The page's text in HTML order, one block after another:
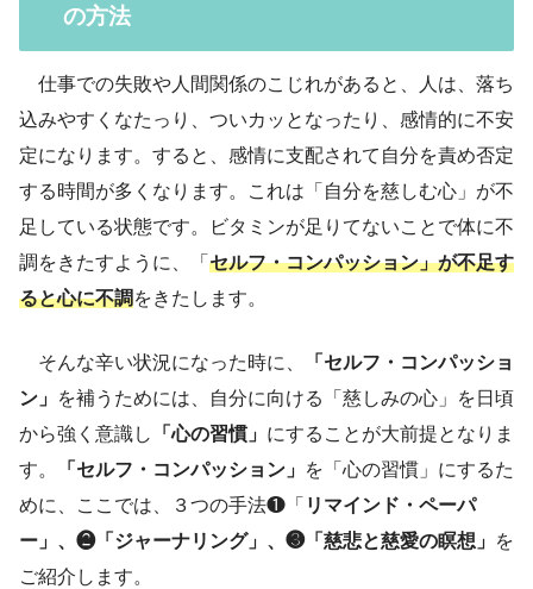
の方法
仕事での失敗や人間関係のこじれがあると、人は、落ち
込みやすくなたっり、ついカッとなったり、感情的に不安
定になります。すると、感情に支配されて自分を責め否定
する時間が多くなります。これは「自分を慈しむ心」が不
足している状態です。ビタミンが足りてないことで体に不
調をきたすように、「 セルフ・コンパッション」が不足す
ると心に不調をきたします。
そんな辛い状況になった時に、
「セルフ・コンパッショ
ン」 を補うためには、自分に向ける「慈しみの心」を日頃
から強く意識し
「心の習慣」 にすることが大前提となりま
す。
「セルフ・コンパッション」 を「心の習慣」にするた
めに、ここでは、３つの手法❶「 リマインド・ペーパ
ー」、❷「ジャーナリング」、❸「慈悲と慈愛の瞑想」 を
ご紹介します。